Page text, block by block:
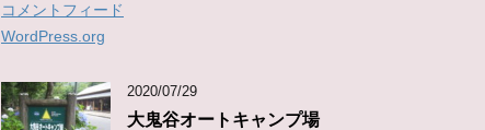
コメントフィード
WordPress.org
2020/07/29
大鬼谷オートキャンプ場